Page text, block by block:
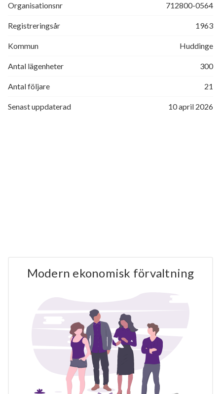
Organisationsnr 712800-0564
Registreringsår 1963
Kommun Huddinge
Antal lägenheter 300
Antal följare 21
Senast uppdaterad 10 april 2026
Modern ekonomisk förvaltning